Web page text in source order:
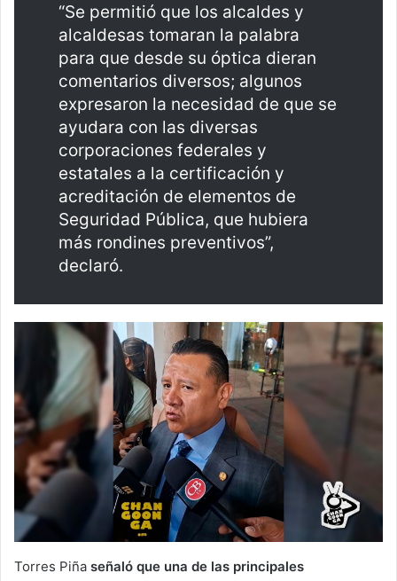
“Se permitió que los alcaldes y
alcaldesas tomaran la palabra
para que desde su óptica dieran
comentarios diversos; algunos
expresaron la necesidad de que se
ayudara con las diversas
corporaciones federales y
estatales a la certificación y
acreditación de elementos de
Seguridad Pública, que hubiera
más rondines preventivos”,
declaró.
Torres Piña señaló que una de las principales